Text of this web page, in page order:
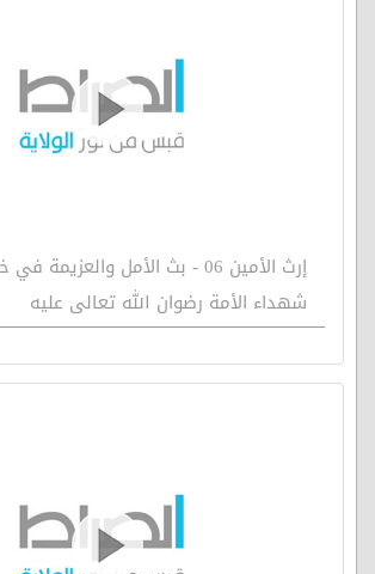
إرث الأمين 06 - بث الأمل
شهداء الأمة رضوان الله تعالى عليه